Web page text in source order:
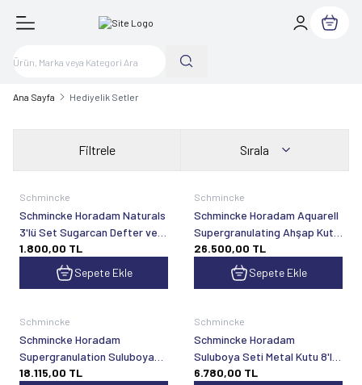
Sepetim
Ana Sayfa Hediyelik Setler
Filtrele Sırala
Schmincke
Schmincke Horadam Naturals
3'lü Set Sugarcan Defter ve
Da Vinci Fırça
1.800,00 TL
Sepete Ekle
Schmincke
Schmincke Horadam Aquarell
Supergranulating Ahşap Kutu
Artist Sulu Boya Seti 5 ml x
50 Tüp 74661
26.500,00 TL
Sepete Ekle
Schmincke
Schmincke Horadam
Supergranulation Suluboya
Set 40x1/2 Tablet
18.115,00 TL
Schmincke
Schmincke Horadam
Suluboya Seti Metal Kutu 8'li
Yarım Tablet
6.780,00 TL